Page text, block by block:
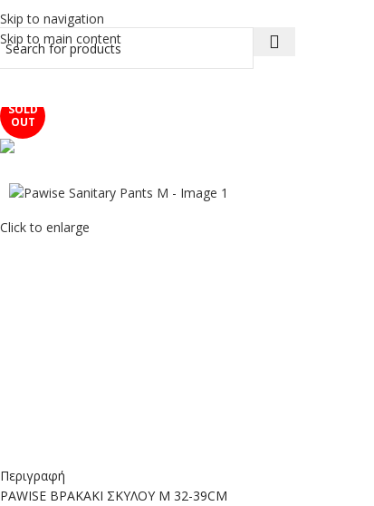
Skip to navigation
Skip to main content
SOLD
OUT
Click to enlarge
Περιγραφή
PAWISE ΒΡΑΚΑΚΙ ΣΚΥΛΟΥ M 32-39CM